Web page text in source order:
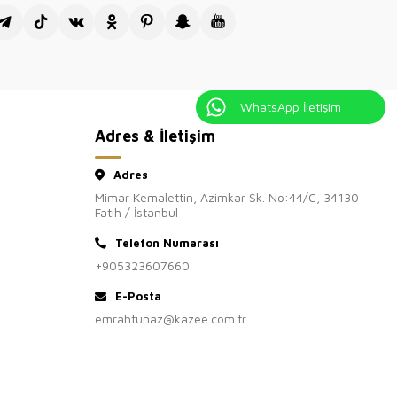
WhatsApp İletişim
sitesi Kazee Official'ı ziyaretiniz
ederiz.
Adres & İletişim
Adres
Mimar Kemalettin, Azimkar Sk. No:44/C, 34130
Fatih / İstanbul
Telefon Numarası
+905323607660
E-Posta
emrahtunaz@kazee.com.tr